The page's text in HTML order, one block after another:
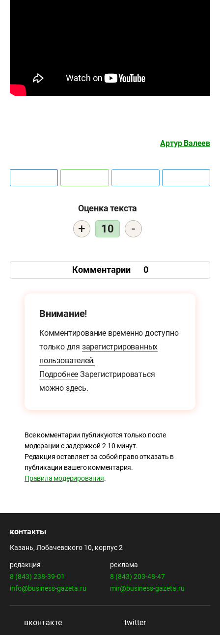
Артур Валеев
Оценка текста
+ 10 -
Комментарии 0
Внимание!
Комментирование временно доступно
только для зарегистрированных
пользователей.
Подробнее Зарегистрироваться
можно здесь.
Все комментарии публикуются только после
модерации с задержкой 2-10 минут.
Редакция оставляет за собой право отказать в
публикации вашего комментария.
Правила модерирования.
контакты
Казань, Лобачевского 10, корпус 2
редакция
8 (843) 238-39-01
info@business-gazeta.ru
реклама
8 (843) 203-48-47
mir@business-gazeta.ru
вконтакте
twitter